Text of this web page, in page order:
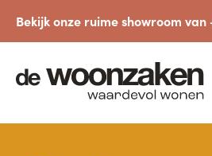
Bekijk onze ruime showroom van